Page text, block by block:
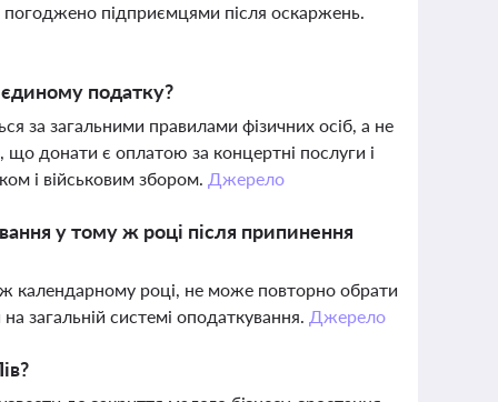
підприємцями після оскаржень.
податку?
за загальними правилами фізичних осіб, а не
донати є оплатою за концертні послуги і
і військовим збором. Джерело
у тому ж році після припинення
календарному році, не може повторно обрати
загальній системі оподаткування. Джерело